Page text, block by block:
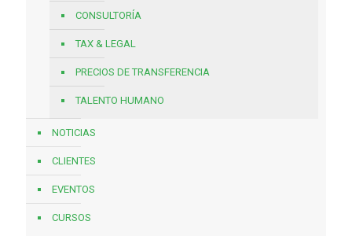
CONSULTORÍA
TAX & LEGAL
PRECIOS DE TRANSFERENCIA
TALENTO HUMANO
NOTICIAS
CLIENTES
EVENTOS
CURSOS